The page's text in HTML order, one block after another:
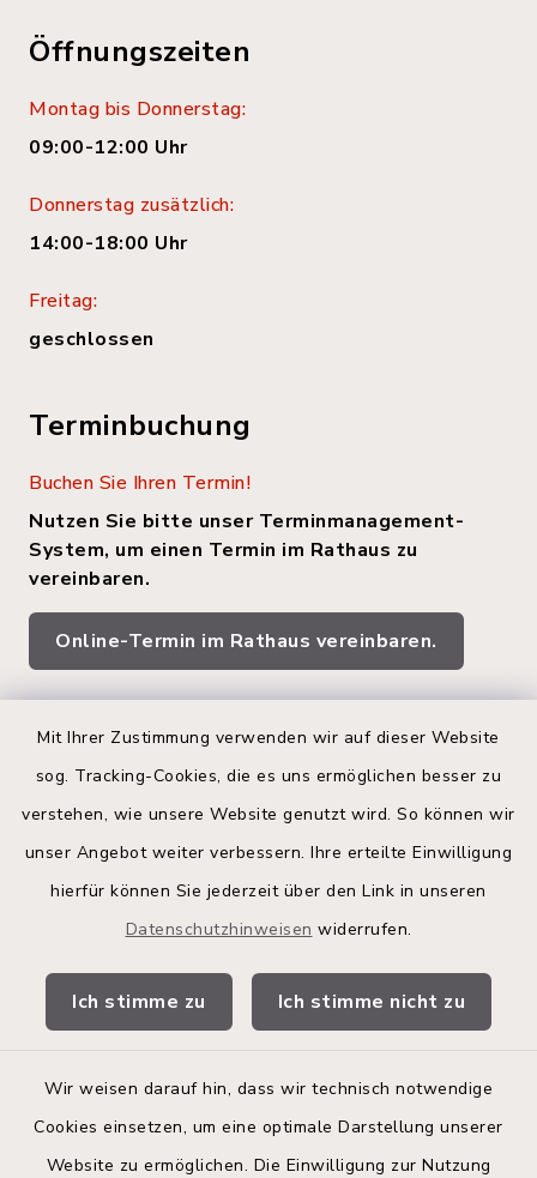
Mit Ihrer Zustimmung verwenden wir auf dieser Website
sog. Tracking-Cookies, die es uns ermöglichen besser zu
verstehen, wie unsere Website genutzt wird. So können wir
unser Angebot weiter verbessern. Ihre erteilte Einwilligung
hierfür können Sie jederzeit über den Link in unseren
Datenschutzhinweisen widerrufen.
Ich stimme zu Ich stimme nicht zu
Wir weisen darauf hin, dass wir technisch notwendige
Cookies einsetzen, um eine optimale Darstellung unserer
Website zu ermöglichen. Die Einwilligung zur Nutzung
Öffnungszeiten
Montag bis Donnerstag:
09:00-12:00 Uhr
Donnerstag zusätzlich:
14:00-18:00 Uhr
Freitag:
geschlossen
Terminbuchung
Buchen Sie Ihren Termin!
Nutzen Sie bitte unser Terminmanagement-
System, um einen Termin im Rathaus zu
vereinbaren.
Online-Termin im Rathaus vereinbaren.
Quicklinks
Land Schleswig-Holstein
Kita-Portal
Bürgerinformationsbroschüre